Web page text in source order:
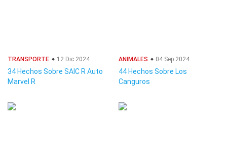
TRANSPORTE 12 Dic 2024
34 Hechos Sobre SAIC R Auto
Marvel R
ANIMALES 04 Sep 2024
44 Hechos Sobre Los
Canguros